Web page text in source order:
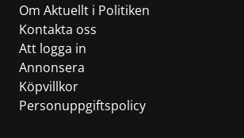
Om Aktuellt i Politiken
Kontakta oss
Att logga in
Annonsera
Köpvillkor
Personuppgiftspolicy